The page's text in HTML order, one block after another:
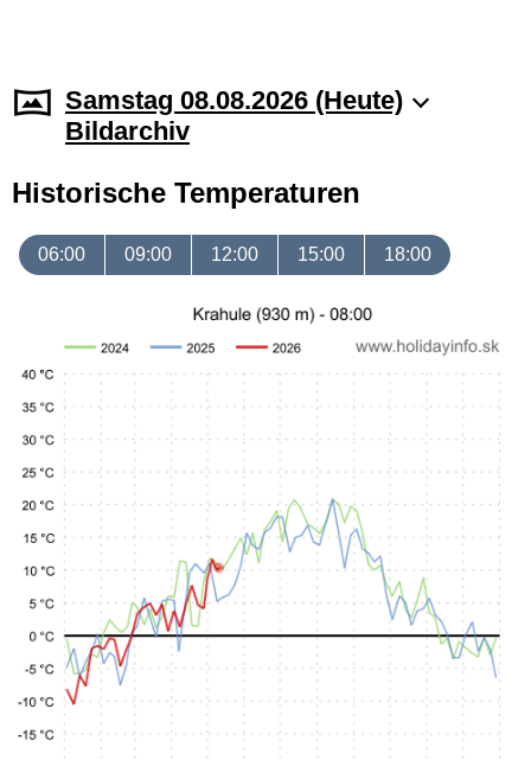
Samstag 08.08.2026 (Heute)
Bildarchiv
Historische Temperaturen
06:00 09:00 12:00 15:00 18:00